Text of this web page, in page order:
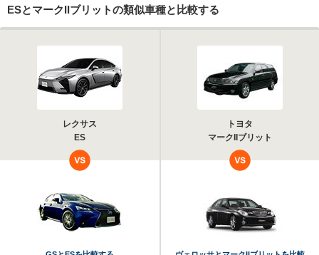
ESとマークIIブリットの類似車種と比較する
レクサス
ES
トヨタ
マークIIブリット